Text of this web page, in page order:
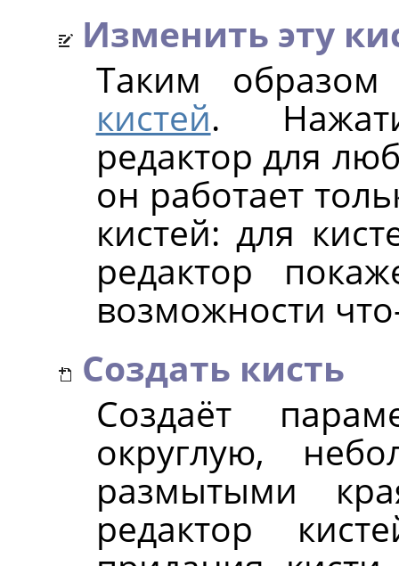
Изменить эту
Таким образом
кистей.
редактор для
он работает
кистей: для
редактор
возможности
Создать кисть
Создаёт
округлую,
размытыми
редактор